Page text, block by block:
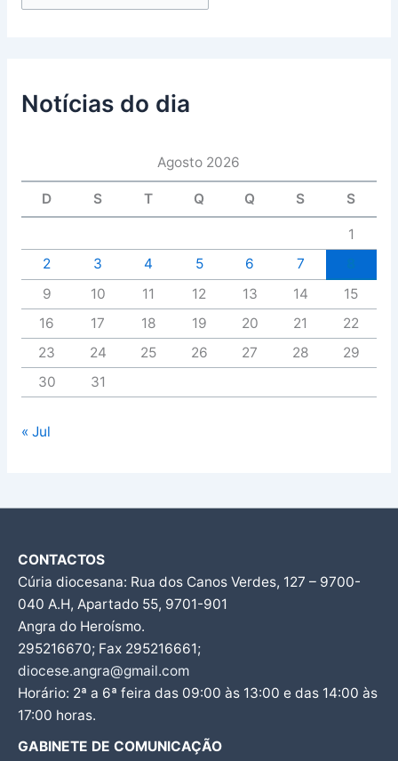
Notícias do dia
Agosto 2026
D S T Q Q S S
1
2
3 4 5 6 7
9
10 11 12 13 14
15
16
17 18 19 20 21
22
23
24 25 26 27 28
29
30
31
« Jul
CONTACTOS
Cúria diocesana: Rua dos Canos Verdes, 127 – 9700-
040 A.H, Apartado 55, 9701-901
Angra do Heroísmo.
295216670; Fax 295216661;
diocese.angra@gmail.com
Horário: 2ª a 6ª feira das 09:00 às 13:00 e das 14:00 às
17:00 horas.
GABINETE DE COMUNICAÇÃO